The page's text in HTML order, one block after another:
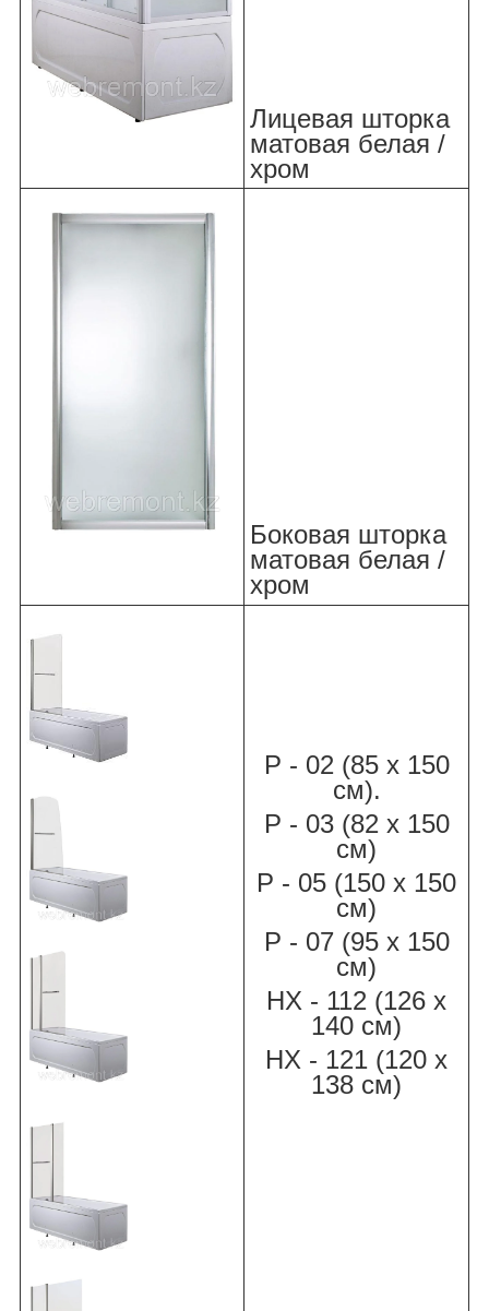
Лицевая шторка
матовая белая /
хром
Боковая шторка
матовая белая /
хром
Р - 02 (85 х 150
см).
Р - 03 (82 х 150
см)
Р - 05 (150 х 150
см)
Р - 07 (95 х 150
см)
НХ - 112 (126 х
140 см)
НХ - 121 (120 х
138 см)